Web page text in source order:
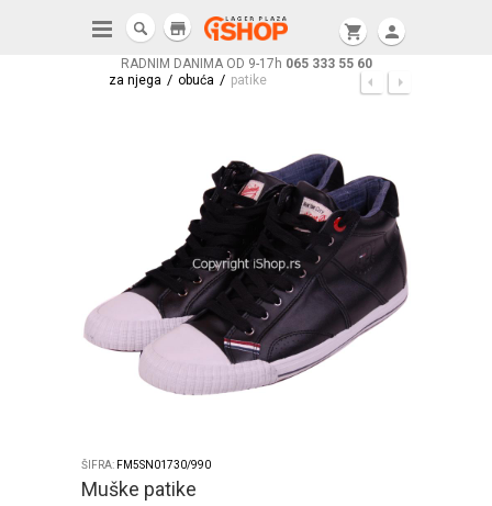
RADNIM DANIMA OD 9-17h 065 333 55 60
shopping_cart person
store
za njega / obuća / patike
ŠIFRA: FM5SN01730/990
Muške patike